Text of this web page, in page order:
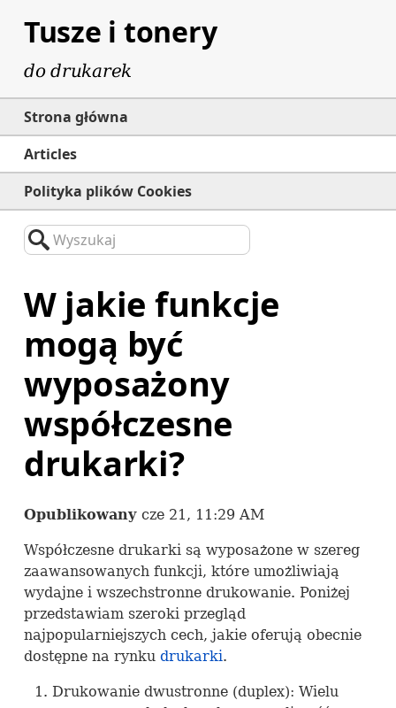
Tusze i tonery
do drukarek
Strona główna
Articles
Polityka plików Cookies
Wyszukaj
W jakie funkcje
mogą być
wyposażony
współczesne
drukarki?
Opublikowany cze 21, 11:29 AM
Współczesne drukarki są wyposażone w szereg
zaawansowanych funkcji, które umożliwiają
wydajne i wszechstronne drukowanie. Poniżej
przedstawiam szeroki przegląd
najpopularniejszych cech, jakie oferują obecnie
dostępne na rynku drukarki.
Drukowanie dwustronne (duplex): Wielu